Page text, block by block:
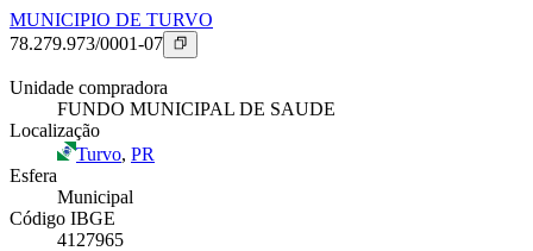
MUNICIPIO DE TURVO
78.279.973/0001-07
Unidade compradora
FUNDO MUNICIPAL DE SAUDE
Localização
Turvo, PR
Esfera
Municipal
Código IBGE
4127965